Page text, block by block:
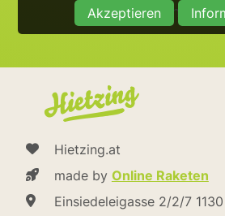
Akzeptieren
Hietzing.at
made by Online Raketen
Einsiedeleigasse 2/2/7